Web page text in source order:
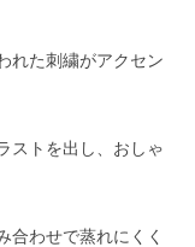
れた刺繍がアクセン
ストを出し、おしゃ
合わせで蒸れにくく